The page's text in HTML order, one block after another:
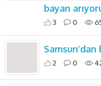
bayan
3 0
2 0